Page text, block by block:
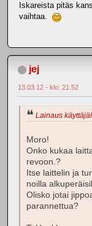
Iskareista pitäs
vaihtaa.
jej
13.03.12 - klo: 21.52
Lainaus
Moro!
Onko kukaa
revoon.?
Itse laittelin ja
noilla
Olisko jotai
parannettua?